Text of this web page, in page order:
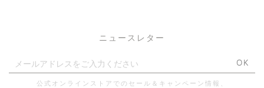
ニュースレター
OK
公式オンラインストアでのセール＆キャンペーン情報、